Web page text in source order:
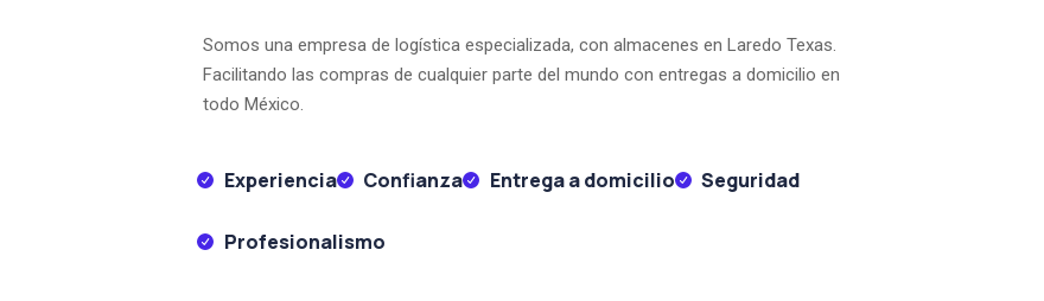
Somos una empresa de logística especializada, con almacenes en Laredo Texas.
Facilitando las compras de cualquier parte del mundo con entregas a domicilio en
todo México.
Experiencia Confianza Entrega a domicilio Seguridad
Profesionalismo